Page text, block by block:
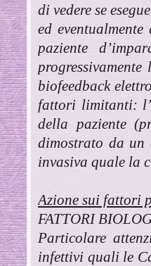
di vedere se
ed
paziente
biofeedback
fattori limitanti:
della paziente
dimostrato da un
invasiva quale la
Azione sui fattori
FATTORI
Particolare
infettivi quali le